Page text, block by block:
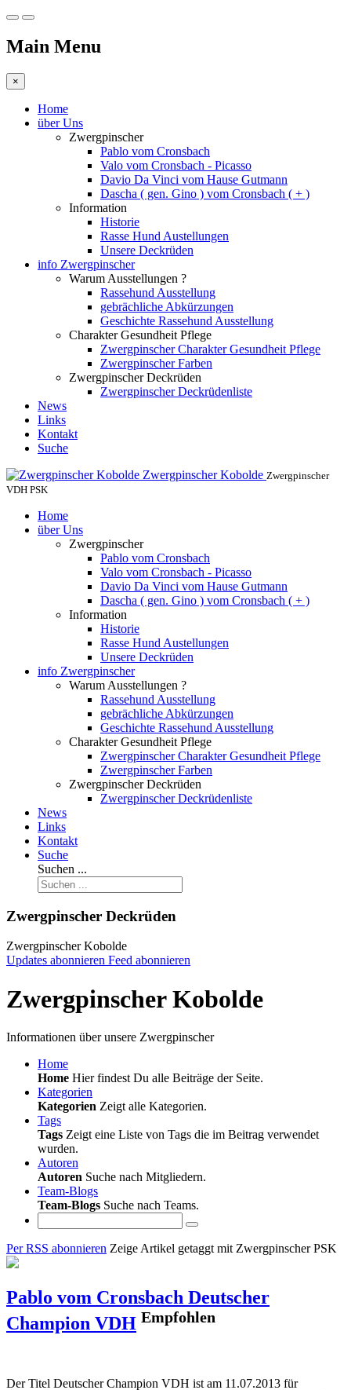
Main Menu
×
Home
über Uns
Zwergpinscher
Pablo vom Cronsbach
Valo vom Cronsbach - Picasso
Davio Da Vinci vom Hause Gutmann
Dascha ( gen. Gino ) vom Cronsbach ( + )
Information
Historie
Rasse Hund Austellungen
Unsere Deckrüden
info Zwergpinscher
Warum Ausstellungen ?
Rassehund Ausstellung
gebrächliche Abkürzungen
Geschichte Rassehund Ausstellung
Charakter Gesundheit Pflege
Zwergpinscher Charakter Gesundheit Pflege
Zwergpinscher Farben
Zwergpinscher Deckrüden
Zwergpinscher Deckrüdenliste
News
Links
Kontakt
Suche
Zwergpinscher Kobolde Zwergpinscher
VDH PSK
Home
über Uns
Zwergpinscher
Pablo vom Cronsbach
Valo vom Cronsbach - Picasso
Davio Da Vinci vom Hause Gutmann
Dascha ( gen. Gino ) vom Cronsbach ( + )
Information
Historie
Rasse Hund Austellungen
Unsere Deckrüden
info Zwergpinscher
Warum Ausstellungen ?
Rassehund Ausstellung
gebrächliche Abkürzungen
Geschichte Rassehund Ausstellung
Charakter Gesundheit Pflege
Zwergpinscher Charakter Gesundheit Pflege
Zwergpinscher Farben
Zwergpinscher Deckrüden
Zwergpinscher Deckrüdenliste
News
Links
Kontakt
Suche
Suchen ...
Zwergpinscher Deckrüden
Zwergpinscher Kobolde
Updates abonnieren Feed abonnieren
Zwergpinscher Kobolde
Informationen über unsere Zwergpinscher
Home
Home Hier findest Du alle Beiträge der Seite.
Kategorien
Kategorien Zeigt alle Kategorien.
Tags
Tags Zeigt eine Liste von Tags die im Beitrag verwendet
wurden.
Autoren
Autoren Suche nach Mitgliedern.
Team-Blogs
Team-Blogs Suche nach Teams.
Per RSS abonnieren Zeige Artikel getaggt mit Zwergpinscher PSK
Pablo vom Cronsbach Deutscher
Champion VDH Empfohlen
Der Titel Deutscher Champion VDH ist am 11.07.2013 für